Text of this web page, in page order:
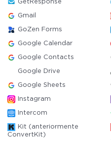
GetResponse
Gmail
GoZen Forms
Google Calendar
Google Contacts
Google Drive
Google Sheets
Instagram
Intercom
Kit (anteriormente
ConvertKit)